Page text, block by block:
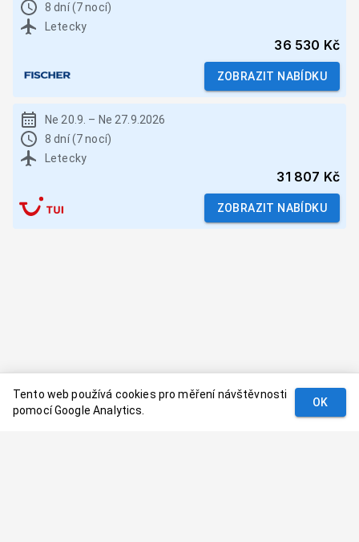
8 dní (7 nocí)
Letecky
36 530 Kč
ZOBRAZIT NABÍDKU
Ne 20.9. – Ne 27.9.2026
8 dní (7 nocí)
Letecky
31 807 Kč
ZOBRAZIT NABÍDKU
Tento web používá cookies pro měření návštěvnosti
pomocí Google Analytics.
OK